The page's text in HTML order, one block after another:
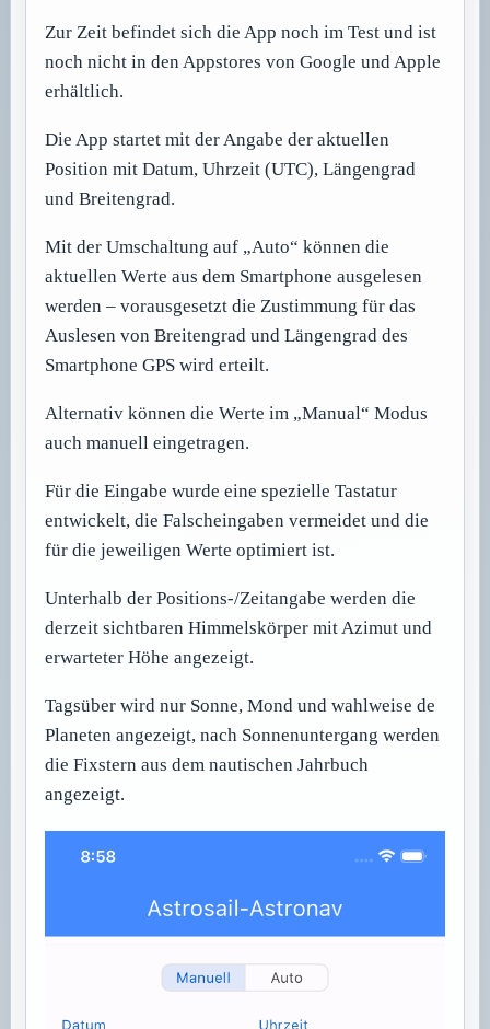
Zur Zeit befindet sich die App noch im Test und ist
noch nicht in den Appstores von Google und Apple
erhältlich.
Die App startet mit der Angabe der aktuellen
Position mit Datum, Uhrzeit (UTC), Längengrad
und Breitengrad.
Mit der Umschaltung auf „Auto“ können die
aktuellen Werte aus dem Smartphone ausgelesen
werden – vorausgesetzt die Zustimmung für das
Auslesen von Breitengrad und Längengrad des
Smartphone GPS wird erteilt.
Alternativ können die Werte im „Manual“ Modus
auch manuell eingetragen.
Für die Eingabe wurde eine spezielle Tastatur
entwickelt, die Falscheingaben vermeidet und die
für die jeweiligen Werte optimiert ist.
Unterhalb der Positions-/Zeitangabe werden die
derzeit sichtbaren Himmelskörper mit Azimut und
erwarteter Höhe angezeigt.
Tagsüber wird nur Sonne, Mond und wahlweise de
Planeten angezeigt, nach Sonnenuntergang werden
die Fixstern aus dem nautischen Jahrbuch
angezeigt.